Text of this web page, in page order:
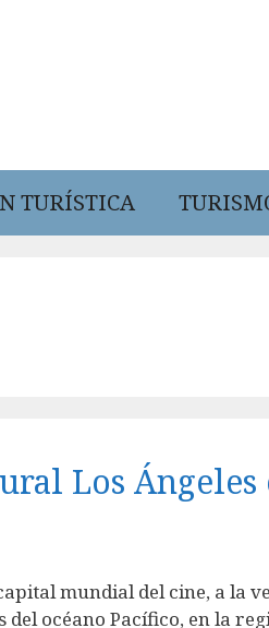
TURÍSTICA
Los
mundial del cine, a la
océano Pacífico, en la